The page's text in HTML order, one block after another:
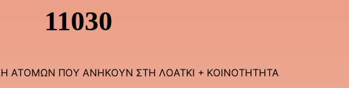
11030
ΑΤΟΜΩΝ ΠΟΥ ΑΝΗΚΟΥΝ ΣΤΗ ΛΟΑΤΚΙ + ΚΟΙΝΟΤΗΤΗΤΑ